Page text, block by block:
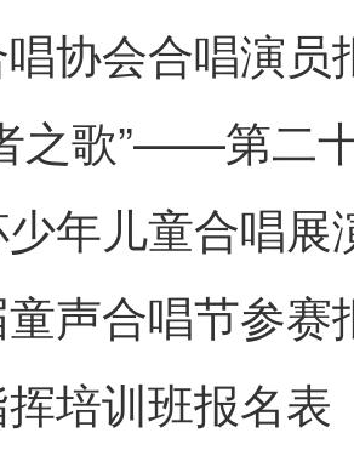
协会合唱演员
年儿童合唱展
声合唱节参赛
培训班报名表